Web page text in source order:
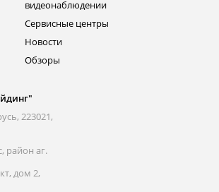
видеонаблюдении
Сервисные центры
Новости
Обзоры
223021,
район аг.
дом 2,